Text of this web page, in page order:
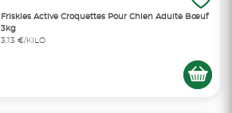
Friskies Active Croquettes Pour Chien Adulte Bœuf
3kg
3,13 €/KILO